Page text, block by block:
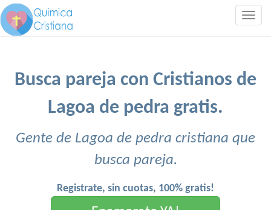
Busca pareja con Cristianos de
Lagoa de pedra gratis.
Gente de Lagoa de pedra cristiana que
busca pareja.
Registrate, sin cuotas, 100% gratis!